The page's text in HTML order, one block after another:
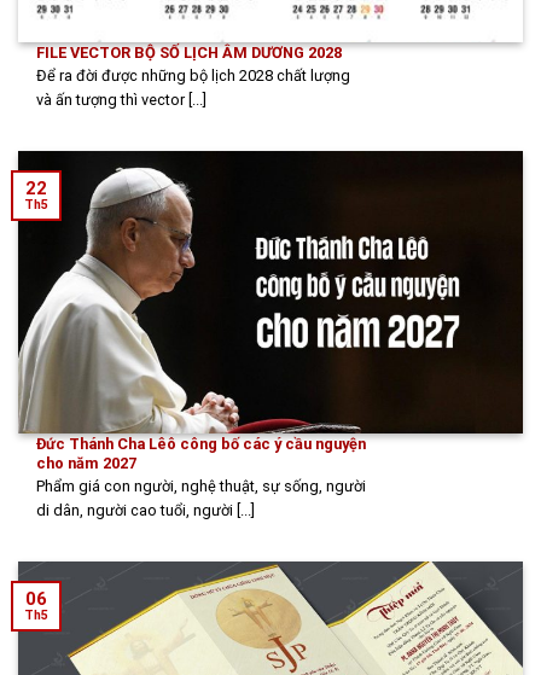
FILE VECTOR BỘ SỐ LỊCH ÂM DƯƠNG 2028
Để ra đời được những bộ lịch 2028 chất lượng
và ấn tượng thì vector [...]
Đức Thánh Cha Lêô công bố các ý cầu nguyện
cho năm 2027
Phẩm giá con người, nghệ thuật, sự sống, người
di dân, người cao tuổi, người [...]
22
Th5
06
Th5